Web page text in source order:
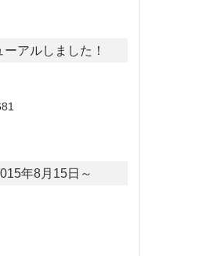
アルしました！
年8月15日～